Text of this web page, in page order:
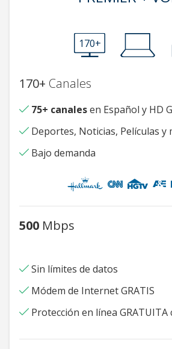
170+
170+ Canales
75+ canalesen Español y HD
Deportes, Noticias, Películas y
Bajo demanda
500 Mbps
Sin límites de datos
Módem de Internet GRATIS
Protección en línea GRATUITA